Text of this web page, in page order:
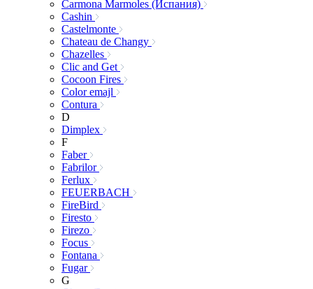
Carmona Marmoles (Испания)
Cashin
Castelmonte
Chateau de Changy
Chazelles
Clic and Get
Cocoon Fires
Color emajl
Contura
D
Dimplex
F
Faber
Fabrilor
Ferlux
FEUERBACH
FireBird
Firesto
Firezo
Focus
Fontana
Fugar
G